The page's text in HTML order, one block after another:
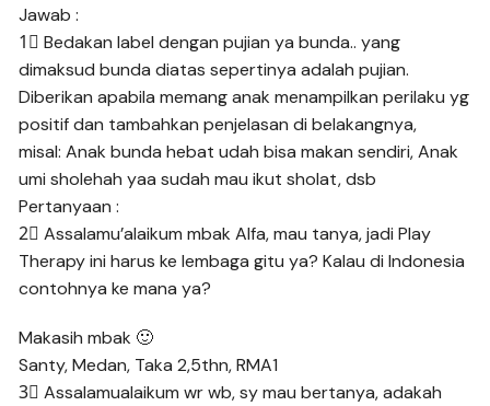
Jawab :
1⃣ Bedakan label dengan pujian ya bunda.. yang
dimaksud bunda diatas sepertinya adalah pujian.
Diberikan apabila memang anak menampilkan perilaku yg
positif dan tambahkan penjelasan di belakangnya,
misal: Anak bunda hebat udah bisa makan sendiri, Anak
umi sholehah yaa sudah mau ikut sholat, dsb
Pertanyaan :
2⃣ Assalamu’alaikum mbak Alfa, mau tanya, jadi Play
Therapy ini harus ke lembaga gitu ya? Kalau di Indonesia
contohnya ke mana ya?
Makasih mbak 🙂
Santy, Medan, Taka 2,5thn, RMA1
3⃣ Assalamualaikum wr wb, sy mau bertanya, adakah